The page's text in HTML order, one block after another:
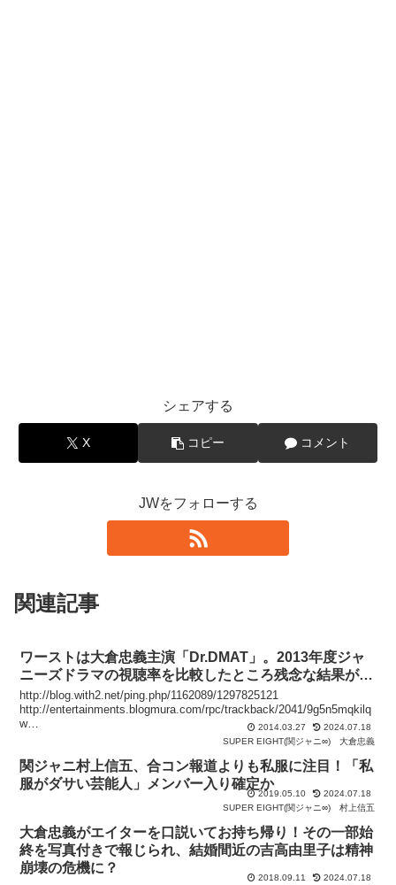
シェアする
X コピー コメント
JWをフォローする
関連記事
ワーストは大倉忠義主演「Dr.DMAT」。2013年度ジャ
ニーズドラマの視聴率を比較したところ残念な結果が…
http://blog.with2.net/ping.php/1162089/1297825121
http://entertainments.blogmura.com/rpc/trackback/2041/9g5n5mqkilq
w
http://entertainments.blogmura.com/rpc/trackback/927/9g5n5mqkilqw
qw
http://entertainments.blogmura.com/rpc/trackback/77948/9g5n5mqkil
qw
2014.03.27
2024.07.18
SUPER EIGHT(関ジャニ∞)
大倉忠義
関ジャニ村上信五、合コン報道よりも私服に注目！「私
服がダサい芸能人」メンバー入り確定か
2019.05.10
2024.07.18
SUPER EIGHT(関ジャニ∞)
村上信五
大倉忠義がエイターを口説いてお持ち帰り！その一部始
終を写真付きで報じられ、結婚間近の吉高由里子は精神
崩壊の危機に？
2018.09.11
2024.07.18